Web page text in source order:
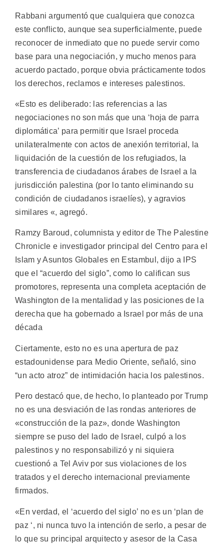
Rabbani argumentó que cualquiera que conozca
este conflicto, aunque sea superficialmente, puede
reconocer de inmediato que no puede servir como
base para una negociación, y mucho menos para
acuerdo pactado, porque obvia prácticamente todos
los derechos, reclamos e intereses palestinos.
«Esto es deliberado: las referencias a las
negociaciones no son más que una ‘hoja de parra
diplomática’ para permitir que Israel proceda
unilateralmente con actos de anexión territorial, la
liquidación de la cuestión de los refugiados, la
transferencia de ciudadanos árabes de Israel a la
jurisdicción palestina (por lo tanto eliminando su
condición de ciudadanos israelíes), y agravios
similares «, agregó.
Ramzy Baroud, columnista y editor de The Palestine
Chronicle e investigador principal del Centro para el
Islam y Asuntos Globales en Estambul, dijo a IPS
que el “acuerdo del siglo”, como lo califican sus
promotores, representa una completa aceptación de
Washington de la mentalidad y las posiciones de la
derecha que ha gobernado a Israel por más de una
década
Ciertamente, esto no es una apertura de paz
estadounidense para Medio Oriente, señaló, sino
“un acto atroz” de intimidación hacia los palestinos.
Pero destacó que, de hecho, lo planteado por Trump
no es una desviación de las rondas anteriores de
«construcción de la paz», donde Washington
siempre se puso del lado de Israel, culpó a los
palestinos y no responsabilizó y ni siquiera
cuestionó a Tel Aviv por sus violaciones de los
tratados y el derecho internacional previamente
firmados.
«En verdad, el ‘acuerdo del siglo’ no es un ‘plan de
paz ‘, ni nunca tuvo la intención de serlo, a pesar de
lo que su principal arquitecto y asesor de la Casa